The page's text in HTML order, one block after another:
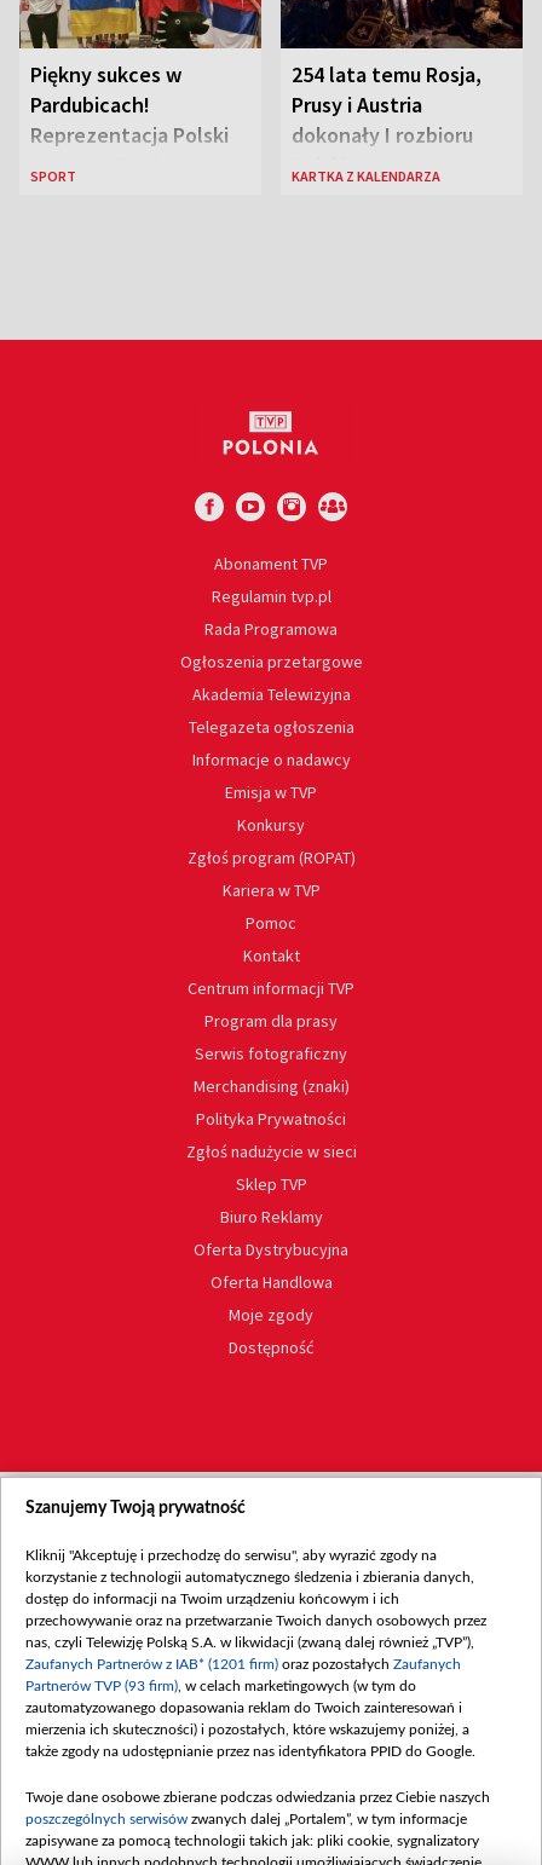
Piękny sukces w
Pardubicach!
Reprezentacja Polski
wygrywa Drużynowe
SPORT
254 lata temu Rosja,
Prusy i Austria
dokonały I rozbioru
Polski
KARTKA Z KALENDARZA
Abonament TVP
Regulamin tvp.pl
Rada Programowa
Ogłoszenia przetargowe
Akademia Telewizyjna
Telegazeta ogłoszenia
Informacje o nadawcy
Emisja w TVP
Konkursy
Zgłoś program (ROPAT)
Kariera w TVP
Pomoc
Kontakt
Centrum informacji TVP
Program dla prasy
Serwis fotograficzny
Merchandising (znaki)
Polityka Prywatności
Zgłoś nadużycie w sieci
Sklep TVP
Biuro Reklamy
Oferta Dystrybucyjna
Oferta Handlowa
Moje zgody
Dostępność
Szanujemy Twoją prywatność
Kliknij "Akceptuję i przechodzę do serwisu", aby wyrazić zgody na
korzystanie z technologii automatycznego śledzenia i zbierania danych,
dostęp do informacji na Twoim urządzeniu końcowym i ich
przechowywanie oraz na przetwarzanie Twoich danych osobowych przez
nas, czyli Telewizję Polską S.A. w likwidacji (zwaną dalej również „TVP”),
Zaufanych Partnerów z IAB* (1201 firm) oraz pozostałych Zaufanych
Partnerów TVP (93 firm) , w celach marketingowych (w tym do
zautomatyzowanego dopasowania reklam do Twoich zainteresowań i
mierzenia ich skuteczności) i pozostałych, które wskazujemy poniżej, a
także zgody na udostępnianie przez nas identyfikatora PPID do Google.
Twoje dane osobowe zbierane podczas odwiedzania przez Ciebie naszych
poszczególnych serwisów zwanych dalej „Portalem”, w tym informacje
zapisywane za pomocą technologii takich jak: pliki cookie, sygnalizatory